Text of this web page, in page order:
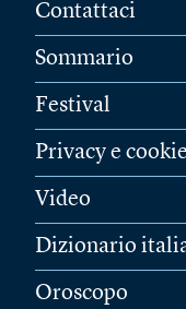
Contattaci
Sommario
Festival
Privacy e cookie
Video
Dizionario
Oroscopo